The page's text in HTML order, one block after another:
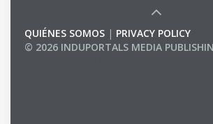
QUIÉNES SOMOS | PRIVACY POLICY
© 2026 INDUPORTALS MEDIA